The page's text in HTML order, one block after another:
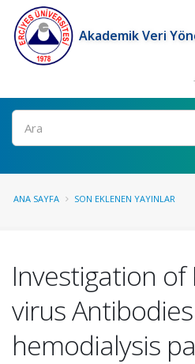
Akademik Veri
Ara
ANA SAYFA SON EKLENEN YAYINLAR
Investigation of
virus
hemodialysis